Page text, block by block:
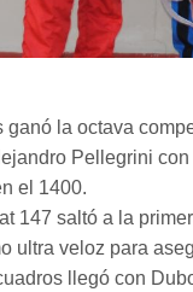
ganó la octava
Pellegrini
el 1400.
147 saltó a la
ultra veloz para
llegó con